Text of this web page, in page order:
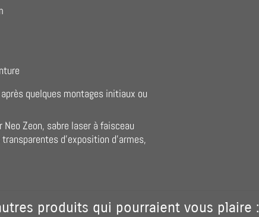
quelques montages initiaux ou
Zeon, sabre laser à faisceau
d'exposition d'armes,
produits qui pourraient vous plaire :